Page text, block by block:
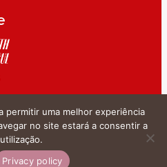
permitir uma melhor experiência
no site estará a consentir a
Privacy policy